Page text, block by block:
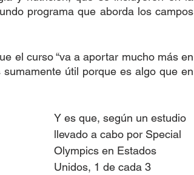
programa que aborda los campos
el curso “va a aportar mucho más en
sumamente útil porque es algo que en
Y es que, según un estudio
llevado a cabo por Special
Olympics en Estados
Unidos, 1 de cada 3